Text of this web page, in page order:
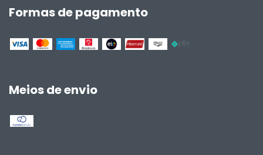
Formas de pagamento
Meios de envio